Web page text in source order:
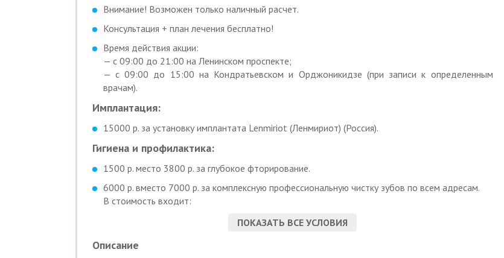
Внимание! Возможен только наличный расчет.
Консультация + план лечения бесплатно!
Время действия акции:
— с 09:00 до 21:00 на Ленинском проспекте;
— с 09:00 до 15:00 на Кондратьевском и Орджоникидзе (при записи к определенным
врачам).
Имплантация:
15000 р. за установку имплантата Lenmiriot (Ленмириот) (Россия).
Гигиена и профилактика:
1500 р. место 3800 р. за глубокое фторирование.
6000 р. вместо 7000 р. за комплексную профессиональную чистку зубов по всем адресам.
В стоимость входит:
— снятие твердых зубных отложений ультразвуком;
ПОКАЗАТЬ ВСЕ УСЛОВИЯ
Описание